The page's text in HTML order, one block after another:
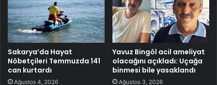
Sakarya’da Hayat
Nöbetçileri Temmuzda 141
can kurtardı
Ağustos 4, 2026
Yavuz Bingöl acil ameliyat
olacağını açıkladı: Uçağa
binmesi bile yasaklandı
Ağustos 3, 2026